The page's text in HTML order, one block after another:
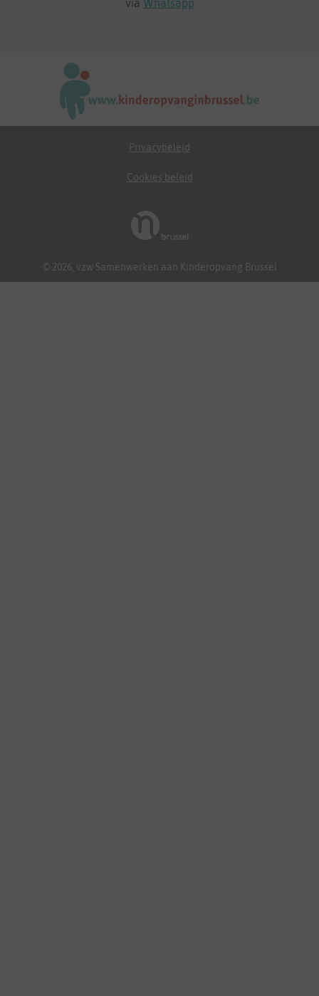
© 2026, vzw Samenwerken aan Kinderopvang Brussel
Privacybeleid
Cookies beleid